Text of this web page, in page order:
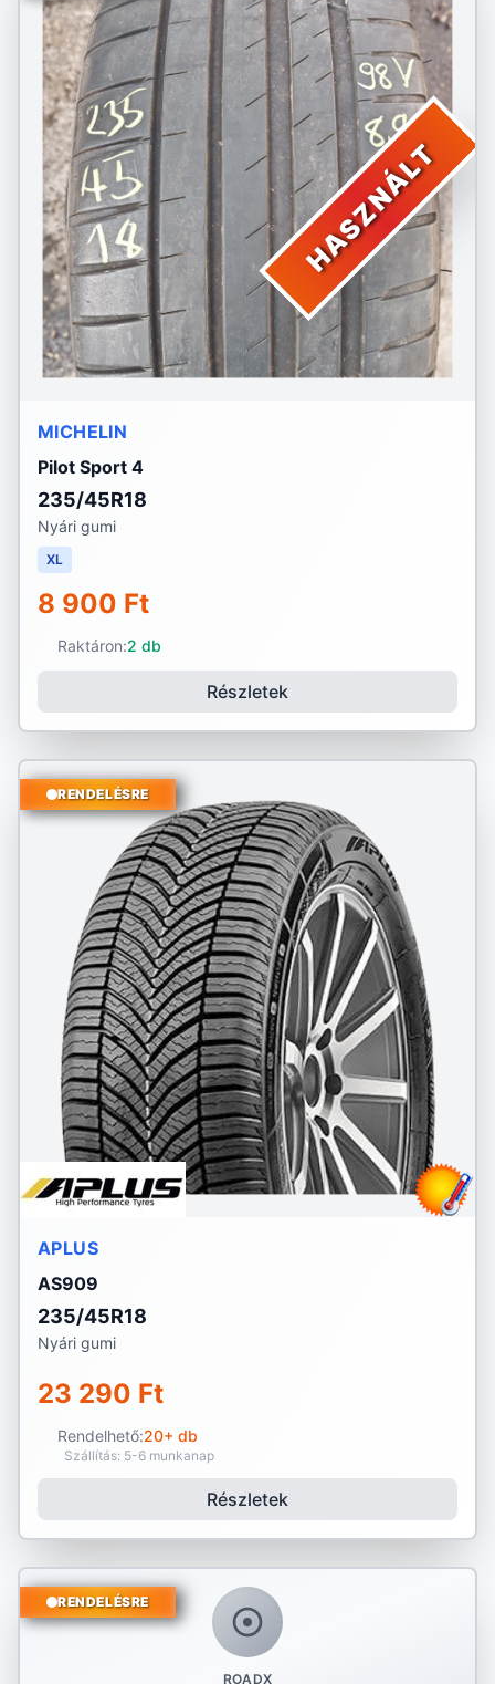
HASZNÁLT
MICHELIN
Pilot Sport 4
235/45R18
Nyári gumi
XL
8 900 Ft
Raktáron:2 db
Részletek
RENDELÉSRE
APLUS
AS909
235/45R18
Nyári gumi
23 290 Ft
Rendelhető:20+ db
Szállítás: 5-6 munkanap
Részletek
ROADX
RENDELÉSRE